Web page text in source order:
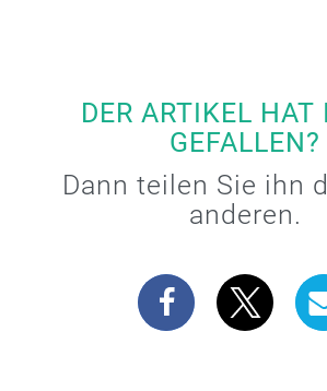
DER ARTIKEL HAT
GEFALLEN?
Dann teilen Sie ihn
anderen.